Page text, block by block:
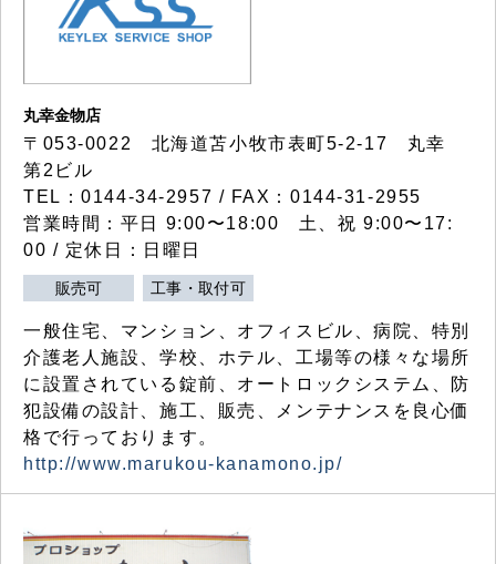
丸幸金物店
〒053-0022 北海道苫小牧市表町5-2-17 丸幸
第2ビル
TEL：0144-34-2957 / FAX：0144-31-2955
営業時間：平日 9:00〜18:00 土、祝 9:00〜17:
00 / 定休日：日曜日
販売可 工事・取付可
一般住宅、マンション、オフィスビル、病院、特別
介護老人施設、学校、ホテル、工場等の様々な場所
に設置されている錠前、オートロックシステム、防
犯設備の設計、施工、販売、メンテナンスを良心価
格で行っております。
http://www.marukou-kanamono.jp/